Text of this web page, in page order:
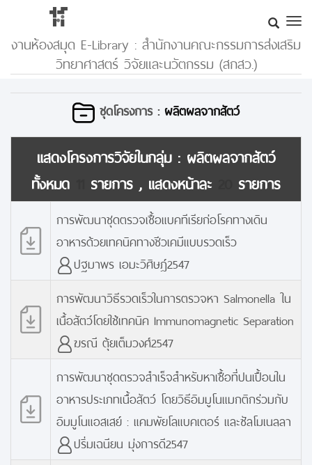
งานห้องสมุด E-Library : สำนักงานคณะกรรมการส่งเสริม
วิทยาศาสตร์ วิจัยและนวัตกรรม (สกสว.)
ชุดโครงการ :ผลิตผลจากสัตว์
แสดงโครงการวิจัยในกลุ่ม : ผลิตผลจากสัตว์
ทั้งหมด
รายการ , แสดงหน้าละ รายการ
การพัฒนาชุดตรวจเชื้อแบคทีเรียก่อโรคทางเดิน
อาหารด้วยเทคนิคทางชีวเคมีแบบรวดเร็ว
ปฐมาพร เอมะวิศิษฎ์2547
การพัฒนาวิธีรวดเร็วในการตรวจหา Salmonella ใน
เนื้อสัตว์โดยใช้เทคนิค Immunomagnetic Separation
ฆรณี ตุ้ยเต็มวงศ์2547
การพัฒนาชุดตรวจสำเร็จสำหรับหาเชื้อที่ปนเปื้อนใน
อาหารประเภทเนื้อสัตว์ โดยวิธีอิมมูโนแมกติกร่วมกับ
อิมมูโนแอสเสย์ : แคมพัยโลแบคเตอร์ และซัลโมเนลลา
ปริ่มเฉนียน มุ่งการดี2547